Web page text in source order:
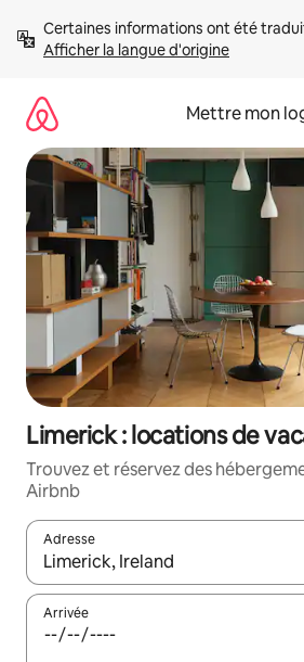
directement
Afficher la langue d'origine
Mettre mon
Limerick : locations de
Trouvez et réservez des
Airbnb
Adresse
Lorsque les résultats s'affichent,
Arrivée